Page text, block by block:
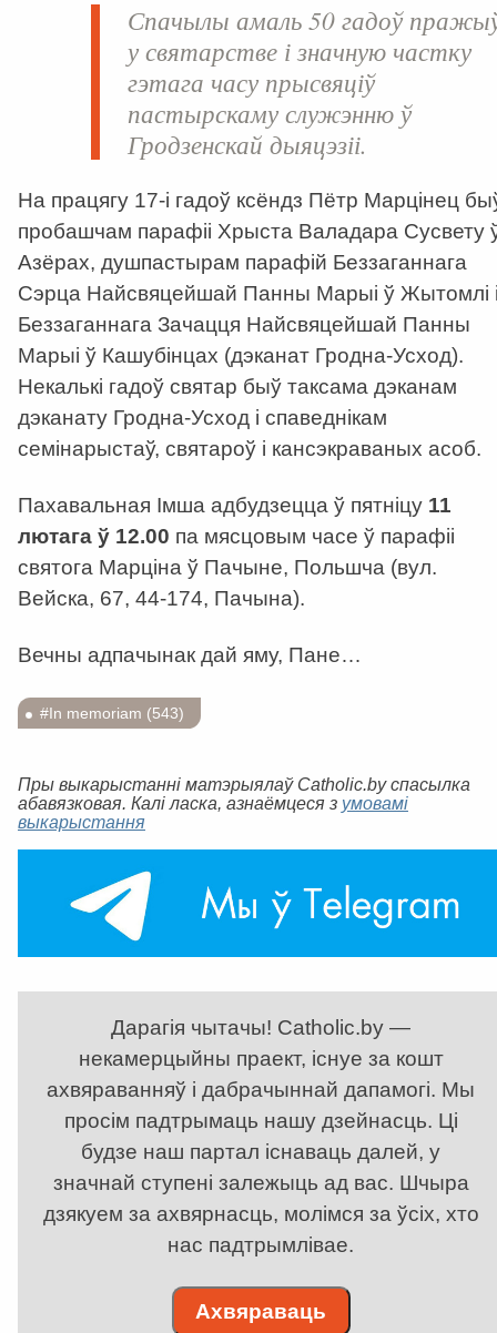
Спачылы амаль 50 гадоў
у святарстве і значную частку
гэтага часу прысвяціў
пастырскаму служэнню ў
Гродзенскай дыяцэзіі.
На працягу 17-і гадоў ксёндз Пётр Марцінец
пробашчам парафіі Хрыста Валадара Сусвету
Азёрах, душпастырам парафій Беззаганнага
Сэрца Найсвяцейшай Панны Марыі ў Жытомлі
Беззаганнага Зачацця Найсвяцейшай Панны
Марыі ў Кашубінцах (дэканат Гродна-Усход).
Некалькі гадоў святар быў таксама дэканам
дэканату Гродна-Усход і спаведнікам
семінарыстаў, святароў і кансэкраваных асоб.
Пахавальная Імша адбудзецца ў пятніцу 11
лютага ў 12.00 па мясцовым часе ў парафіі
святога Марціна ў Пачыне, Польшча (вул.
Вейскa, 67, 44-174, Пачына).
Вечны адпачынак дай яму, Пане…
#In memoriam (543)
Пры выкарыстанні матэрыялаў Catholic.by спасылка
абавязковая. Калі ласка, азнаёмцеся з умовамі
выкарыстання
Дарагія чытачы! Catholic.by —
некамерцыйны праект, існуе за кошт
ахвяраванняў і дабрачыннай дапамогі. Мы
просім падтрымаць нашу дзейнасць. Ці
будзе наш партал існаваць далей, у
значнай ступені залежыць ад вас. Шчыра
дзякуем за ахвярнасць, молімся за ўсіх, хто
нас падтрымлівае.
Ахвяраваць